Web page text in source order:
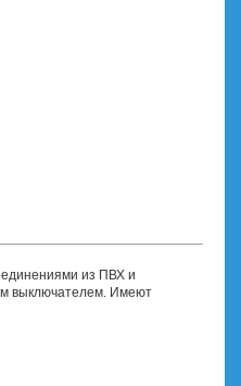
из ПВХ и
выключателем. Имеют